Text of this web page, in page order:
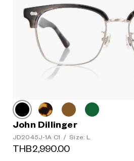
John Dillinger
JD2045J-1A C1 / Size: L
THB2,990.00